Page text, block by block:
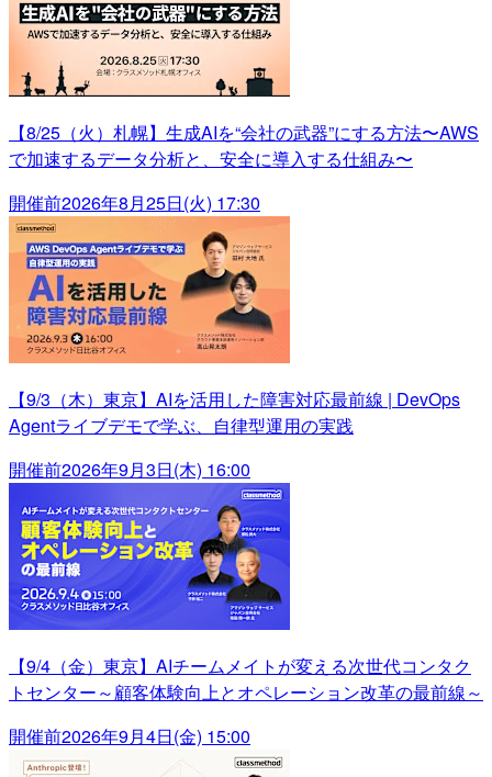
【8/25（火）札幌】生成AIを“会社の武器”にする方法〜AWS
で加速するデータ分析と、安全に導入する仕組み〜
開催前2026年8月25日(火) 17:30
【9/3（木）東京】AIを活用した障害対応最前線 | DevOps
Agentライブデモで学ぶ、自律型運用の実践
開催前2026年9月3日(木) 16:00
【9/4（金）東京】AIチームメイトが変える次世代コンタク
トセンター～顧客体験向上とオペレーション改革の最前線～
開催前2026年9月4日(金) 15:00